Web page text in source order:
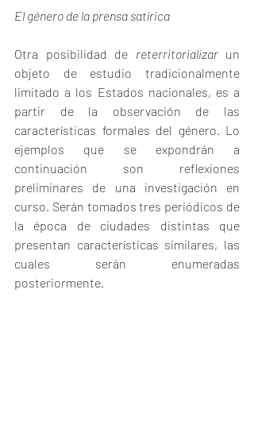
El género de la prensa satírica
Otra posibilidad de reterritorializar un
objeto de estudio tradicionalmente
limitado a los Estados nacionales, es a
partir de la observación de las
características formales del género. Lo
ejemplos que se expondrán a
continuación son reflexiones
preliminares de una investigación en
curso. Serán tomados tres periódicos de
la época de ciudades distintas que
presentan características similares, las
cuales serán enumeradas
posteriormente.